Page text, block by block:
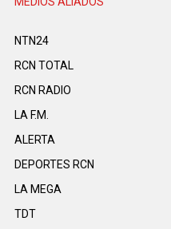
NTN24
RCN TOTAL
RCN RADIO
LA F.M.
ALERTA
DEPORTES RCN
LA MEGA
TDT